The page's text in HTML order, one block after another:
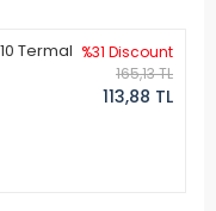
Termal %31 Discount
165,13 TL
113,88 TL